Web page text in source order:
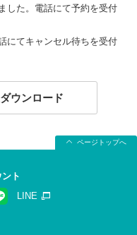
した。電話にて予約を受付
にてキャンセル待ちを受付
ウンロード
ページトップへ
ト
LINE